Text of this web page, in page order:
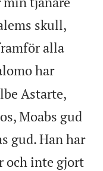
skull,
alla
har
Astarte,
Moabs gud
gud. Han har
och inte gjort